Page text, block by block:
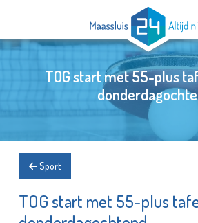
TOG start met 55-plus
Sport
TOG start met 55-plus